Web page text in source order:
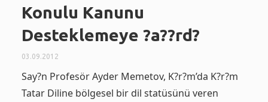
Konulu Kanunu
Desteklemeye ?a??rd?
03.09.2012
Say?n Profesör Ayder Memetov, K?r?m’da K?r?m
Tatar Diline bölgesel bir dil statüsünü veren